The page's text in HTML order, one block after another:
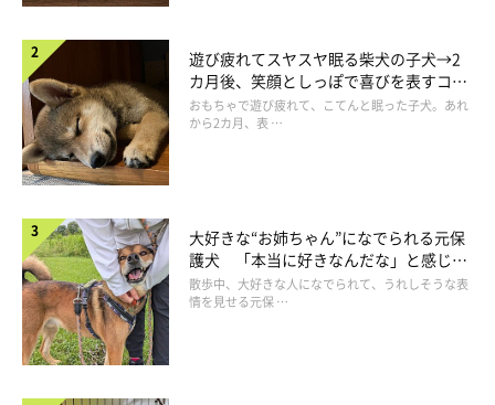
成長したもち吉くんの行動にクスッ！
遊び疲れてスヤスヤ眠る柴犬の子犬→2
カ月後、笑顔としっぽで喜びを表すコに
成長！
おもちゃで遊び疲れて、こてんと眠った子犬。あれ
から2カ月、表 …
大好きな“お姉ちゃん”になでられる元保
護犬 「本当に好きなんだな」と感じる
表情にほっこり
散歩中、大好きな人になでられて、うれしそうな表
情を見せる元保 …